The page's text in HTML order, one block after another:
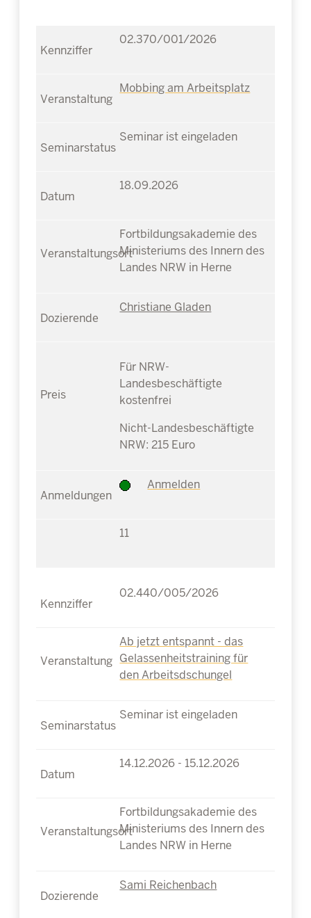
02.370/001/2026
Mobbing am Arbeitsplatz
Seminar ist eingeladen
18.09.2026
Fortbildungsakademie des
Ministeriums des Innern des
Landes NRW in Herne
Christiane Gladen
Für NRW-
Landesbeschäftigte
kostenfrei
Nicht-Landesbeschäftigte
NRW: 215 Euro
Anmelden
11
02.440/005/2026
Ab jetzt entspannt - das
Gelassenheitstraining für
den Arbeitsdschungel
Seminar ist eingeladen
14.12.2026 - 15.12.2026
Fortbildungsakademie des
Ministeriums des Innern des
Landes NRW in Herne
Sami Reichenbach